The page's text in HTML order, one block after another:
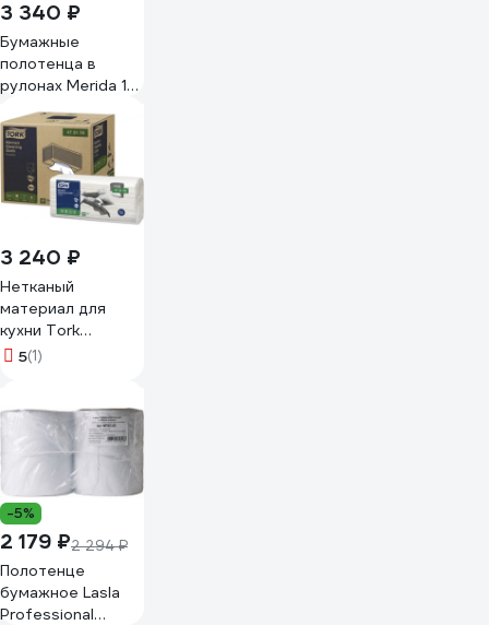
3 340 ₽
Бумажные
полотенца в
рулонах Merida 1-
слойные белые
ОПТИМУМ
АВТОМАТИК
МАКСИ (6х240м.)
стар. арт.
БПАО301 BP4301
3 240 ₽
Нетканый
материал для
кухни Tork
категория
шт 473179
5(1)
-5%
2 179 ₽2 294 ₽
Полотенце
бумажное Lasla
Professional